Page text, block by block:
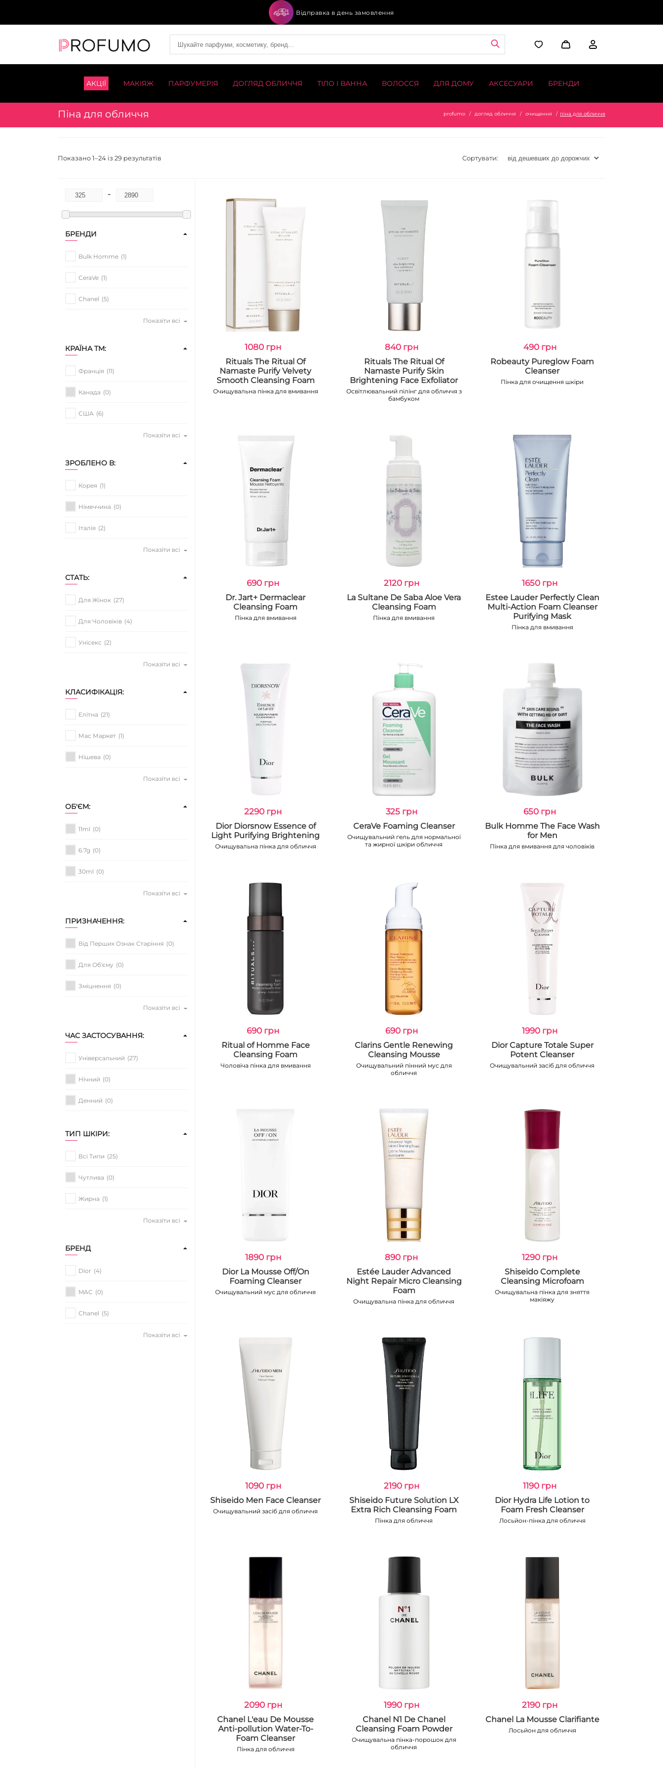
Відправка в день замовлення
АКЦІЇ МАКІЯЖ ПАРФУМЕРІЯ ДОГЛЯД ОБЛИЧЧЯ ТІЛО І ВАННА ВОЛОССЯ ДЛЯ ДОМУ АКСЕСУАРИ БРЕНДИ
Піна для обличчя profumo догляд обличчя очищення піна для обличчя
Показано 1–24 із 29 результатів Сортувати:
-
БРЕНДИ
Bulk Homme (1)
CeraVe (1)
Chanel (5)
Показіти всі
КРАЇНА ТМ:
Франція (11)
Канада (0)
США (6)
Показіти всі
ЗРОБЛЕНО В:
Корея (1)
Німеччина (0)
Італія (2)
Показіти всі
СТАТЬ:
Для Жінок (27)
Для Чоловіків (4)
Унісекс (2)
Показіти всі
КЛАСИФІКАЦІЯ:
Елітна (21)
Мас Маркет (1)
Нішева (0)
Показіти всі
ОБ'ЄМ:
11ml (0)
6.7g (0)
30ml (0)
Показіти всі
ПРИЗНАЧЕННЯ:
Від Перших Ознак Старіння (0)
Для Об'єму (0)
Зміцнення (0)
Показіти всі
ЧАС ЗАСТОСУВАННЯ:
Універсальний (27)
Нічний (0)
Денний (0)
ТИП ШКІРИ:
Всі Типи (25)
Чутлива (0)
Жирна (1)
Показіти всі
БРЕНД
Dior (4)
MAC (0)
Chanel (5)
Показіти всі
1080 грн
Rituals The Ritual Of
Namaste Purify Velvety
Smooth Cleansing Foam
Очищувальна пінка для вмивання
840 грн
Rituals The Ritual Of
Namaste Purify Skin
Brightening Face Exfoliator
Освітлювальний пілінг для обличчя з
бамбуком
490 грн
Robeauty Pureglow Foam
Cleanser
Пінка для очищення шкіри
690 грн
Dr. Jart+ Dermaclear
Cleansing Foam
Пінка для вмивання
2120 грн
La Sultane De Saba Aloe Vera
Cleansing Foam
Пінка для вмивання
1650 грн
Estee Lauder Perfectly Clean
Multi-Action Foam Cleanser
Purifying Mask
Пінка для вмивання
2290 грн
Dior Diorsnow Essence of
Light Purifying Brightening
Очищувальна пінка для обличчя
325 грн
CeraVe Foaming Cleanser
Очищувальний гель для нормальної
та жирної шкіри обличчя
650 грн
Bulk Homme The Face Wash
for Men
Пінка для вмивання для чоловіків
690 грн
Ritual of Homme Face
Cleansing Foam
Чоловіча пінка для вмивання
690 грн
Clarins Gentle Renewing
Cleansing Mousse
Очищувальний пінний мус для
обличчя
1990 грн
Dior Capture Totale Super
Potent Cleanser
Очищувальний засіб для обличчя
1890 грн
Dior La Mousse Off/On
Foaming Cleanser
Очищувальний мус для обличчя
890 грн
Estée Lauder Advanced
Night Repair Micro Cleansing
Foam
Очищувальна пінка для обличчя
1290 грн
Shiseido Complete
Cleansing Microfoam
Очищувальна пінка для зняття
макіяжу
1090 грн
Shiseido Men Face Cleanser
Очищувальний засіб для обличчя
2190 грн
Shiseido Future Solution LX
Extra Rich Cleansing Foam
Пінка для обличчя
1190 грн
Dior Hydra Life Lotion to
Foam Fresh Cleanser
Лосьйон-пінка для обличчя
2090 грн
Chanel L'eau De Mousse
Anti-pollution Water-To-
Foam Cleanser
Пінка для обличчя
1990 грн
Chanel N1 De Chanel
Cleansing Foam Powder
Очищувальна пінка-порошок для
обличчя
2190 грн
Chanel La Mousse Clarifiante
Лосьйон для обличчя